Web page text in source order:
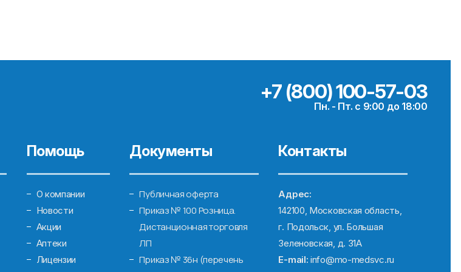
+7 (800) 100-57-03
Пн. - Пт. с 9:00 до 18:00
Помощь
О компании
Новости
Акции
Аптеки
Лицензии
Документы
Публичная оферта
Приказ № 100 Розница.
Дистанционная торговля
ЛП
Приказ № 36н (перечень
Контакты
Адрес:
142100, Московская область,
г. Подольск, ул. Большая
Зеленовская, д. 31А
E-mail: info@mo-medsvc.ru